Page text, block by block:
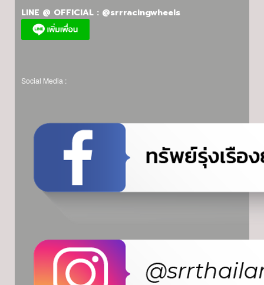
LINE @ OFFICIAL : @srrracingwheels
Social Media :